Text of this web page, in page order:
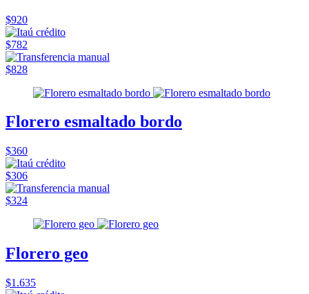
$920
$782
$828
Florero esmaltado bordo
$360
$306
$324
Florero geo
$1.635